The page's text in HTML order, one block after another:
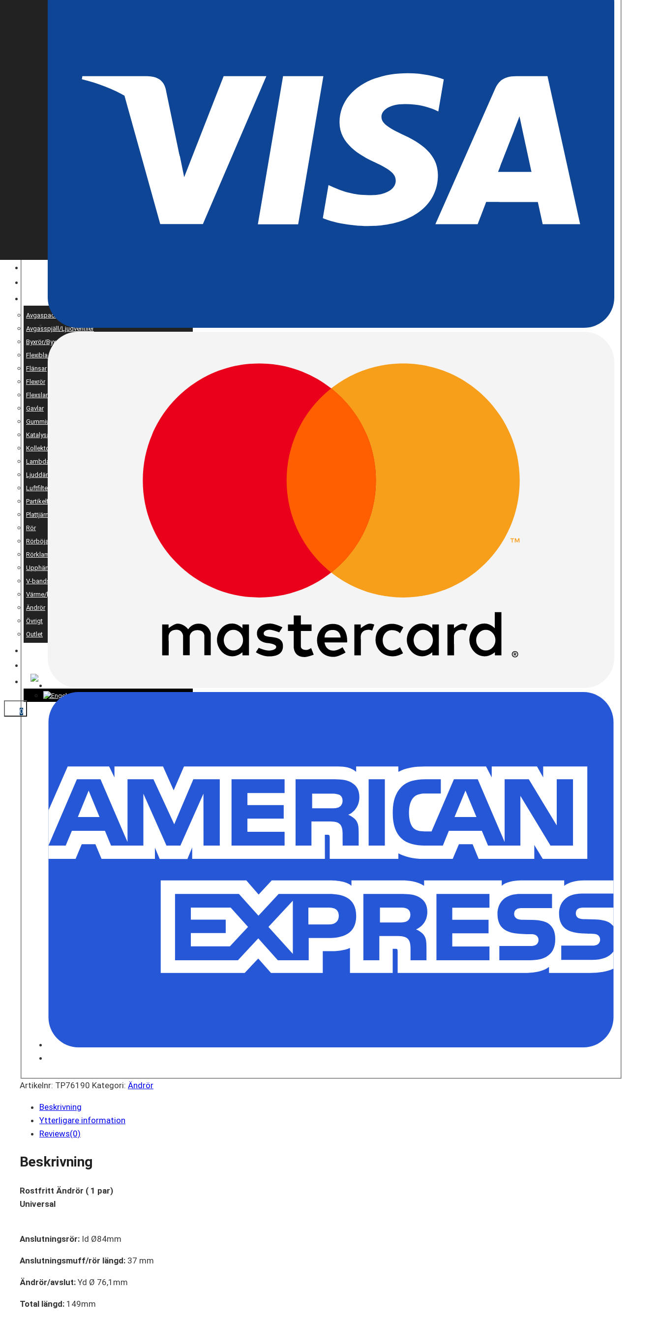
RESERV OCH UNIVERSALDELAR
Avgaspackningar
Avgasspjäll/Ljudventiler
Byxrör/Byxdelning/X-pipe
Flexibla bälgar
Flänsar
Flexrör
Flexslang
Gavlar
Gummiupphängning
Katalysator
Kollektor
Lambda
Ljuddämpare
Luftfilter
Partikelfilter
Plattjärn, vinkeljärn & stänger
Rör
Rörböjar
Rörklammer
Upphängning
V-bandsklammer & V-bandsflänsar
Värme/ljudisolering
Ändrör
Övrigt
Outlet
0
Artikelnr: TP76190 Kategori: Ändrör
Beskrivning
Ytterligare information
Reviews(0)
Beskrivning
Rostfritt Ändrör ( 1 par)
Universal
Anslutningsrör: Id Ø84mm
Anslutningsmuff/rör längd: 37 mm
Ändrör/avslut: Yd Ø 76,1mm
Total längd: 149mm